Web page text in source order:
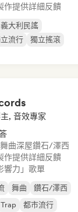
作提供詳細反饋
義大利民謠
流行
獨立搖滾
, 音效專家
舞曲深屋鑽石/澤西
作提供詳細反饋
響力」歌單
舞曲
鑽石/澤西
Trap 都市流行